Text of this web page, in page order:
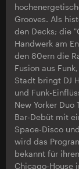
Grooves. Als
den Decks; die
Handwerk am
den 80ern die
Fusion aus
Stadt bringt DJ
und Funk-
New Yorker
Bar-Debüt mit
Space-Disco
wird das
bekannt für
Chicago-House